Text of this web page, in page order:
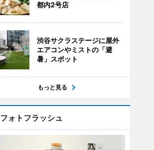
都内2号店
渋谷サクラステージに屋外
エアコンやミストの「避
暑」スポット
もっと見る
フォトフラッシュ